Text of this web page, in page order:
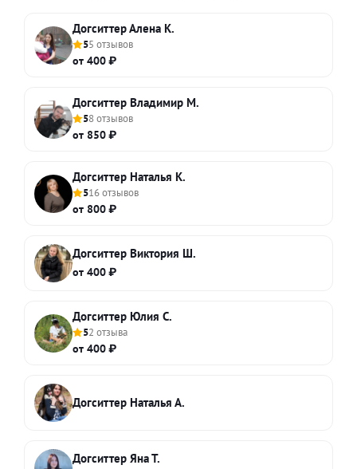
Догситтер Алена К.
55 отзывов
от 400 ₽
Догситтер Владимир М.
58 отзывов
от 850 ₽
Догситтер Наталья К.
516 отзывов
от 800 ₽
Догситтер Виктория Ш.
от 400 ₽
Догситтер Юлия С.
52 отзыва
от 400 ₽
Догситтер Наталья А.
Догситтер Яна Т.